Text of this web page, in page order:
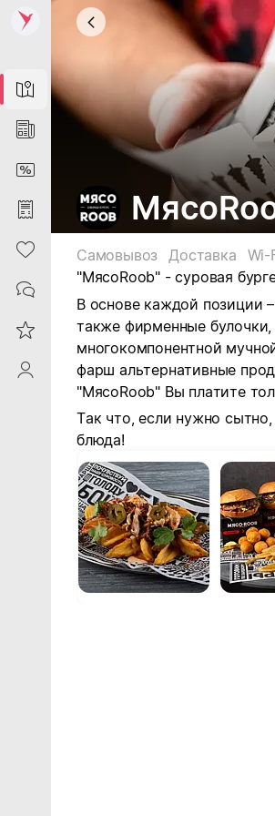
Map
News
DiscountCard
Purchases
Heart
Contacts
Reviews
ProfileSaby
Самовывоз Доставка Wi-
"МясоRoob" - суровая
В основе каждой позиции
также фирменные
многокомпонентной
фарш альтернативные
"МясоRoob" Вы платите
Так что, если нужно
блюда!